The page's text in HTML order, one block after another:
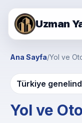
Uzman
Ana Sayfa/Yol ve
Türkiye
Yol ve